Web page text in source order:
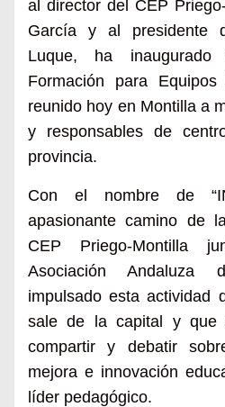
al director del CEP
García y al presidente
Luque, ha
Formación para
reunido hoy en Montilla a
y responsables de c
provincia.
Con el nombre de
apasionante camino de
CEP Priego-Montilla
Asociación Andaluza
impulsado esta actividad
sale de la capital y que
compartir y debatir
mejora e innovación
líder pedagógico.